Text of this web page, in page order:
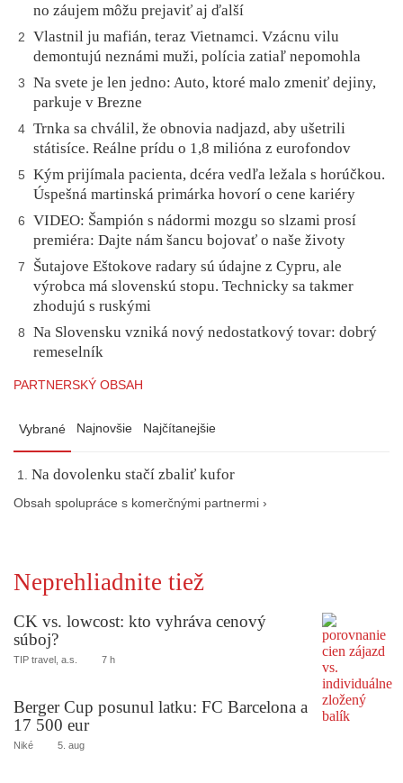
no záujem môžu prejaviť aj ďalší
2
Vlastnil ju mafián, teraz Vietnamci. Vzácnu vilu
demontujú neznámi muži, polícia zatiaľ nepomohla
3
Na svete je len jedno: Auto, ktoré malo zmeniť dejiny,
parkuje v Brezne
4 Trnka sa chválil, že obnovia nadjazd, aby ušetrili
státisíce. Reálne prídu o 1,8 milióna z eurofondov
5
Kým prijímala pacienta, dcéra vedľa ležala s horúčkou.
Úspešná martinská primárka hovorí o cene kariéry
6
VIDEO: Šampión s nádormi mozgu so slzami prosí
premiéra: Dajte nám šancu bojovať o naše životy
7
Šutajove Eštokove radary sú údajne z Cypru, ale
výrobca má slovenskú stopu. Technicky sa takmer
zhodujú s ruskými
8
Na Slovensku vzniká nový nedostatkový tovar: dobrý
remeselník
PARTNERSKÝ OBSAH
Vybrané Najnovšie Najčítanejšie
Na dovolenku stačí zbaliť kufor
Obsah spolupráce s komerčnými partnermi ›
Neprehliadnite tiež
CK vs. lowcost: kto vyhráva cenový
súboj?
TIP travel, a.s. 7 h
Berger Cup posunul latku: FC Barcelona a
17 500 eur
Niké 5. aug